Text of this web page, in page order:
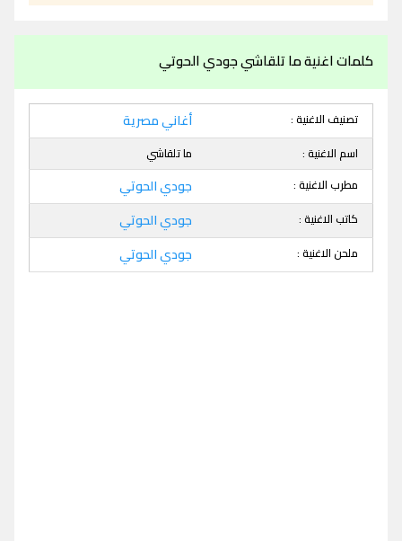
كلمات اغنية ما تلقاشي جودي الحوتي
تصنيف الاغنية : أغاني مصرية
اسم الاغنية :
ما تلقاشي
مطرب الاغنية :
جودي الحوتي
كاتب الاغنية : جودي الحوتي
ملحن الاغنية : جودي الحوتي